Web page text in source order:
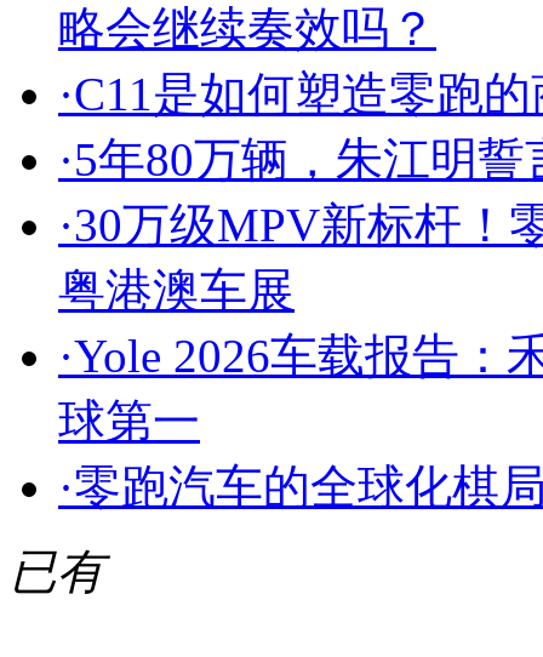
略会继续奏效吗？
·C11是如何塑造零跑
·5年80万辆，朱江明
·30万级MPV新标杆！
粤港澳车展
·Yole 2026车载报告：
球第一
·零跑汽车的全球化棋
已有